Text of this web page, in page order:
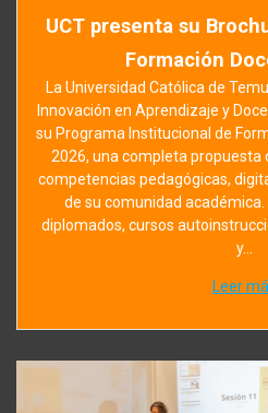
UCT presenta su
Formación
La Universidad Católica de
Innovación en Aprendizaje y
su Programa Institucional de
2026, una completa
competencias pedagógicas,
de su comunidad
diplomados, cursos
y…
Leer